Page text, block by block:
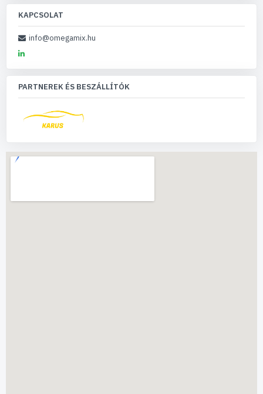
KAPCSOLAT
info@omegamix.hu
PARTNEREK ÉS BESZÁLLÍTÓK